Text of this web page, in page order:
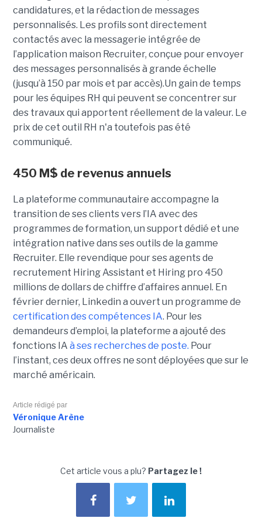
candidatures, et la rédaction de messages
personnalisés. Les profils sont directement
contactés avec la messagerie intégrée de
l’application maison Recruiter, conçue pour envoyer
des messages personnalisés à grande échelle
(jusqu’à 150 par mois et par accès).Un gain de temps
pour les équipes RH qui peuvent se concentrer sur
des travaux qui apportent réellement de la valeur. Le
prix de cet outil RH n'a toutefois pas été
communiqué.
450 M$ de revenus annuels
La plateforme communautaire accompagne la
transition de ses clients vers l’IA avec des
programmes de formation, un support dédié et une
intégration native dans ses outils de la gamme
Recruiter. Elle revendique pour ses agents de
recrutement Hiring Assistant et Hiring pro 450
millions de dollars de chiffre d’affaires annuel. En
février dernier, Linkedin a ouvert un programme de
certification des compétences IA. Pour les
demandeurs d’emploi, la plateforme a ajouté des
fonctions IA à ses recherches de poste. Pour
l’instant, ces deux offres ne sont déployées que sur le
marché américain.
Article rédigé par
Véronique Arène
Journaliste
Cet article vous a plu? Partagez le !